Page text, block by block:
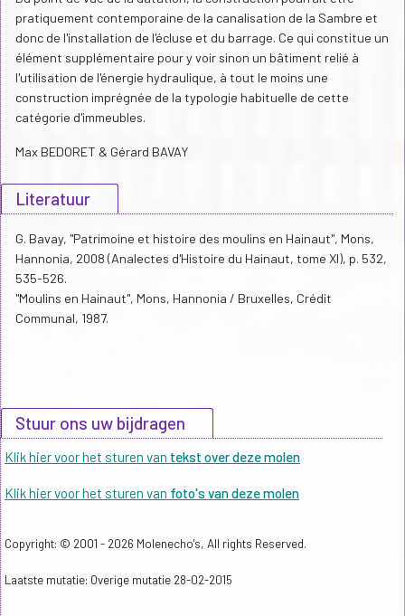
pratiquement contemporaine de la canalisation de la Sambre et
donc de l'installation de l'écluse et du barrage. Ce qui constitue un
élément supplémentaire pour y voir sinon un bâtiment relié à
l'utilisation de l'énergie hydraulique, à tout le moins une
construction imprégnée de la typologie habituelle de cette
catégorie d'immeubles.
Max BEDORET & Gérard BAVAY
Literatuur
G. Bavay, "Patrimoine et histoire des moulins en Hainaut", Mons,
Hannonia, 2008 (Analectes d'Histoire du Hainaut, tome XI), p. 532,
535-526.
"Moulins en Hainaut", Mons, Hannonia / Bruxelles, Crédit
Communal, 1987.
Stuur ons uw bijdragen
Klik hier voor het sturen van tekst over deze molen
Klik hier voor het sturen van foto's van deze molen
Copyright: © 2001 - 2026 Molenecho's, All rights Reserved.
Laatste mutatie: Overige mutatie 28-02-2015